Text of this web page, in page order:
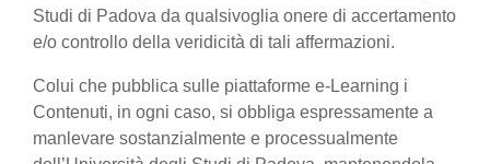
Studi di Padova da qualsivoglia onere di accertamento
e/o controllo della veridicità di tali affermazioni.
Colui che pubblica sulle piattaforme e-Learning i
Contenuti, in ogni caso, si obbliga espressamente a
manlevare sostanzialmente e processualmente